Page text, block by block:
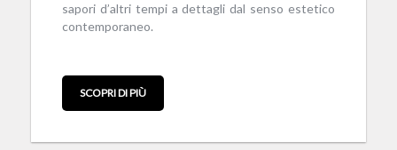
sapori d’altri tempi a dettagli dal senso estetico
contemporaneo.
SCOPRI DI PIÙ